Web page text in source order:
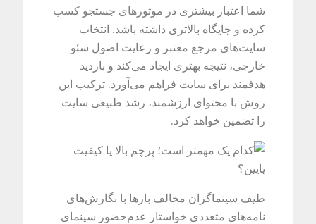
شما اعتبار بیشتری در موتورهای جستجو کسب
کرده و جایگاه بالاتری داشته باشد. انتخاب
سایت‌های مرجع معتبر و رعایت اصول سئو
خارجی، نتیجه بهتری ایجاد می‌کند و بازدید
هدفمند برای سایت فراهم می‌آورد. ترکیب این
روش با محتوای ارزشمند، رشد طبیعی سایت
را تضمین خواهد کرد.
طیف سینماگران مخالف بارها با نگارش‌های
نامه‌های متعددی خواستار عدم‌حضور سینمای